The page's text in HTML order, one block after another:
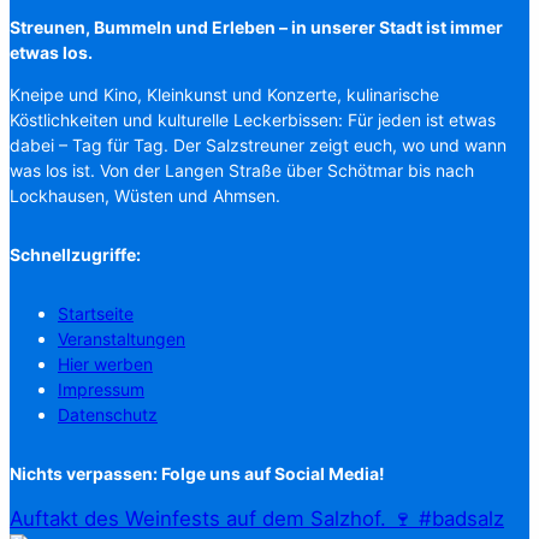
Streunen, Bummeln und Erleben – in unserer Stadt ist immer
etwas los.
Kneipe und Kino, Kleinkunst und Konzerte, kulinarische
Köstlichkeiten und kulturelle Leckerbissen: Für jeden ist etwas
dabei – Tag für Tag. Der Salzstreuner zeigt euch, wo und wann
was los ist. Von der Langen Straße über Schötmar bis nach
Lockhausen, Wüsten und Ahmsen.
Schnellzugriffe:
Startseite
Veranstaltungen
Hier werben
Impressum
Datenschutz
Nichts verpassen: Folge uns auf Social Media!
Auftakt des Weinfests auf dem Salzhof. 🍷 #badsalz